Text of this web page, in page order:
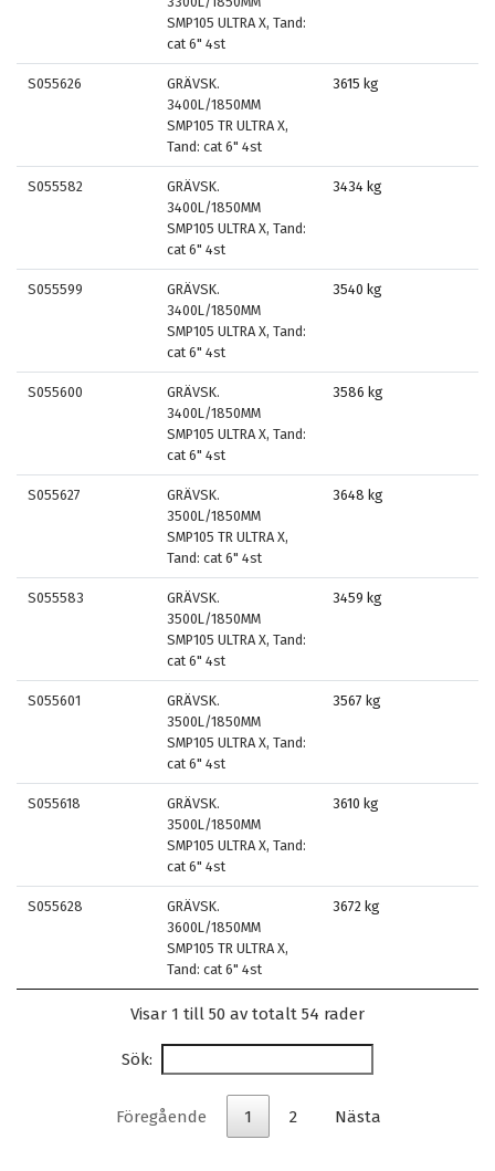
SMP105 ULTRA X, Tand:
cat 6" 4st
S055626
GRÄVSK.
3400L/1850MM
SMP105 TR ULTRA X,
Tand: cat 6" 4st
3615 kg
S055582
GRÄVSK.
3400L/1850MM
SMP105 ULTRA X, Tand:
cat 6" 4st
3434 kg
S055599
GRÄVSK.
3400L/1850MM
SMP105 ULTRA X, Tand:
cat 6" 4st
3540 kg
S055600
GRÄVSK.
3400L/1850MM
SMP105 ULTRA X, Tand:
cat 6" 4st
3586 kg
S055627
GRÄVSK.
3500L/1850MM
SMP105 TR ULTRA X,
Tand: cat 6" 4st
3648 kg
S055583
GRÄVSK.
3500L/1850MM
SMP105 ULTRA X, Tand:
cat 6" 4st
3459 kg
S055601
GRÄVSK.
3500L/1850MM
SMP105 ULTRA X, Tand:
cat 6" 4st
3567 kg
S055618
GRÄVSK.
3500L/1850MM
SMP105 ULTRA X, Tand:
cat 6" 4st
3610 kg
S055628
GRÄVSK.
3600L/1850MM
SMP105 TR ULTRA X,
Tand: cat 6" 4st
3672 kg
Visar 1 till 50 av totalt 54 rader
Sök:
Föregående 1 2 Nästa